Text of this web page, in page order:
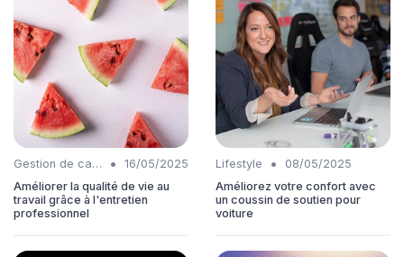
Gestion de carrière •
16/05/2025
Améliorer la qualité de vie au
travail grâce à l'entretien
professionnel
Lifestyle •
08/05/2025
Améliorez votre confort avec
un coussin de soutien pour
voiture